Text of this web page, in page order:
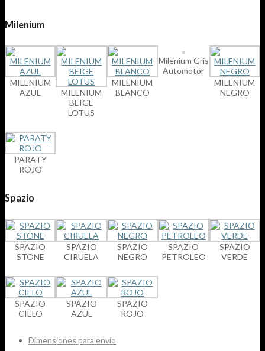
Milenium
MILENIUM
AZUL
MILENIUM
BEIGE
LOTUS
MILENIUM
BLANCO
Milenium Gris
Automotor
MILENIUM
NEGRO
PARATY
ROJO
Spazio
SPAZIO
STONE
SPAZIO
CIRUELA
SPAZIO
NEGRO
SPAZIO
PETROLEO
SPAZIO
VERDE
SPAZIO
CIELO
SPAZIO
AZUL
SPAZIO
ROJO
Dimensiones para envío